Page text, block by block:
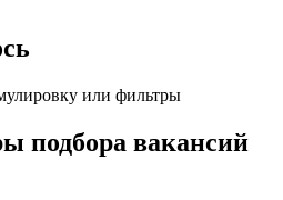
или фильтры
подбора вакансий